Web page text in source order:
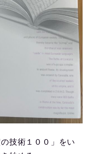
技術１００」をい